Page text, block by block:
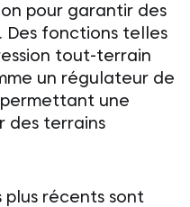
pour garantir des
Des fonctions telles
tout-terrain
un régulateur de
une
des terrains
plus récents sont